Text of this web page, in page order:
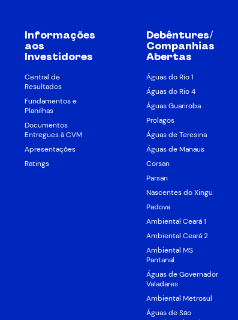
Informações
aos
Investidores
Central de
Resultados
Fundamentos e
Planilhas
Documentos
Entregues à CVM
Apresentações
Ratings
Debêntures/
Companhias
Abertas
Águas do Rio 1
Águas do Rio 4
Águas Guariroba
Prolagos
Águas de Teresina
Águas de Manaus
Corsan
Parsan
Nascentes do Xingu
Padova
Ambiental Ceará 1
Ambiental Ceará 2
Ambiental MS
Pantanal
Águas de Governador
Valadares
Ambiental Metrosul
Águas de São